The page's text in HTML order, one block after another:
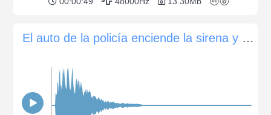
El auto de la policía enciende la sirena y se aleja